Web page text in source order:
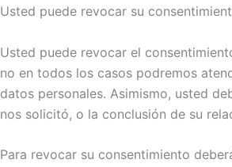
Usted puede revocar su
Usted puede revocar el
no en todos los casos podremos
datos personales. Asimismo, usted
nos solicitó, o la conclusión de su
Para revocar su consentimiento